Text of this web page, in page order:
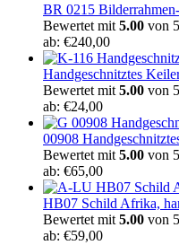
BR 0215
Bewertet mit 5.00 von 5
ab: €240,00
Handgeschnitztes
Bewertet mit 5.00 von 5
ab: €24,00
00908
Bewertet mit 5.00 von 5
ab: €65,00
HB07 Schild Afrika,
Bewertet mit 5.00 von 5
ab: €59,00